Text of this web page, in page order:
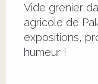
Vide grenier
agricole de
expositions,
humeur !